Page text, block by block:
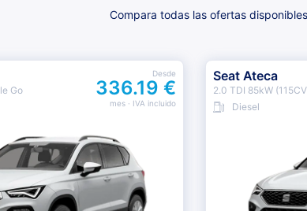
Compara todas las ofertas
Go
Desde
336.19 €
mes· IVA incluido
Seat Ateca
2.0 TDI 85kW
Diesel